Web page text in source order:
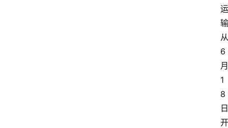
运
输
从
6
月
1
8
日
开